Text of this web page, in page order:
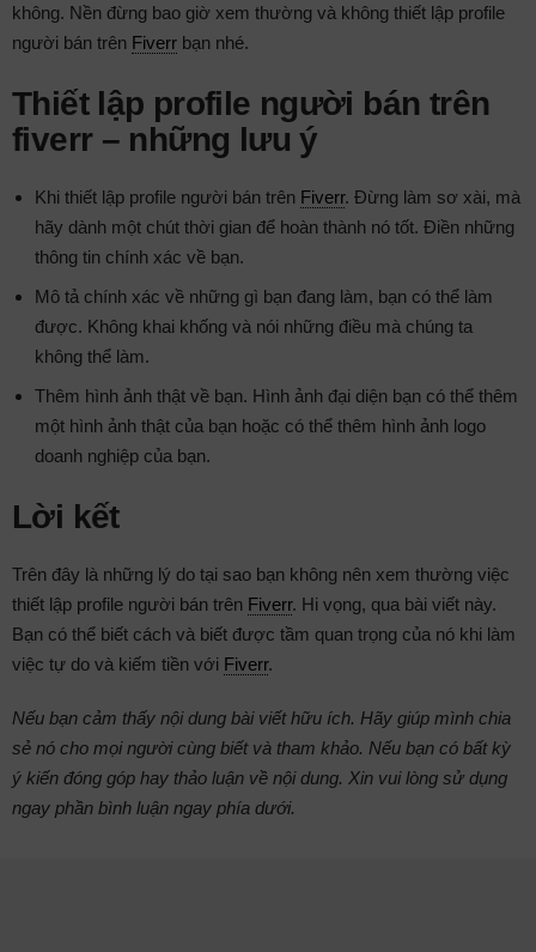
không. Nền đừng bao giờ xem thường và không thiết lập profile
người bán trên Fiverr bạn nhé.
Thiết lập profile người bán trên
fiverr – những lưu ý
Khi thiết lập profile người bán trên Fiverr. Đừng làm sơ xài, mà
hãy dành một chút thời gian để hoàn thành nó tốt. Điền những
thông tin chính xác về bạn.
Mô tả chính xác về những gì bạn đang làm, bạn có thể làm
được. Không khai khống và nói những điều mà chúng ta
không thể làm.
Thêm hình ảnh thật về bạn. Hình ảnh đại diện bạn có thể thêm
một hình ảnh thật của bạn hoặc có thể thêm hình ảnh logo
doanh nghiệp của bạn.
Lời kết
Trên đây là những lý do tại sao bạn không nên xem thường việc
thiết lập profile người bán trên Fiverr. Hi vọng, qua bài viết này.
Bạn có thể biết cách và biết được tầm quan trọng của nó khi làm
việc tự do và kiếm tiền với Fiverr.
Nếu bạn cảm thấy nội dung bài viết hữu ích. Hãy giúp mình chia
sẻ nó cho mọi người cùng biết và tham khảo. Nếu bạn có bất kỳ
ý kiến đóng góp hay thảo luận về nội dung. Xin vui lòng sử dụng
ngay phần bình luận ngay phía dưới.